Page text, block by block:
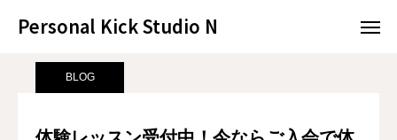
Personal Kick Studio N
サンプルページ BLOG 体験レッスン受付中！今ならご入会で体験代キャッシュバック！
BLOG
Personal Kick Studio N